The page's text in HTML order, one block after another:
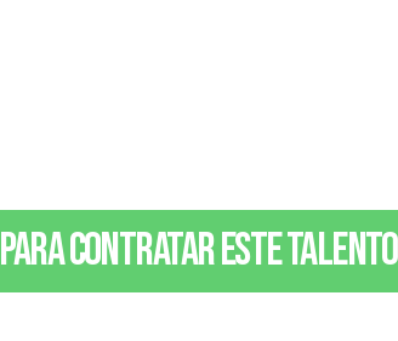
para contratar este talento